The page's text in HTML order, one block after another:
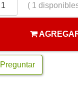
( 1
Preguntar